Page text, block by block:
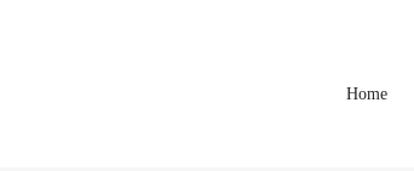
Home